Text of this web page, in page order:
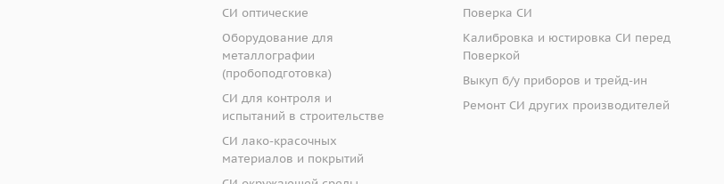
СИ оптические
Оборудование для
металлографии
(пробоподготовка)
СИ для контроля и
испытаний в строительстве
СИ лако-красочных
материалов и покрытий
Поверка СИ
Калибровка и юстировка СИ перед
Поверкой
Выкуп б/у приборов и трейд-ин
Ремонт СИ других производителей